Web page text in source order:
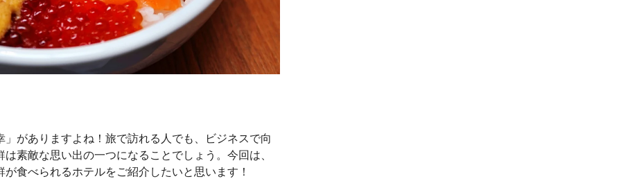
がありますよね！旅で訪れる人でも、ビジネスで向
素敵な思い出の一つになることでしょう。今回は、
食べられるホテルをご紹介したいと思います！